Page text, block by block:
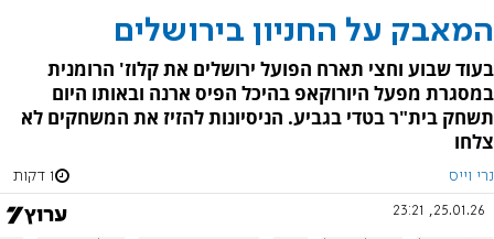
המאבק על החניון בירושלים
בעוד שבוע וחצי תארח הפועל ירושלים את קלוז' הרומנית
במסגרת מפעל היורוקאפ בהיכל הפיס ארנה ובאותו היום
תשחק בית"ר בטדי בגביע. הניסיונות להזיז את המשחקים לא
צלחו
נרי וייס 1 דקות
25.01.26, 23:21